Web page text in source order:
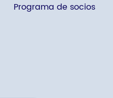
Programa de socios